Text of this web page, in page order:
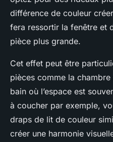
différence de couleur
fera ressortir la fenêtre et
pièce plus grande.
Cet effet peut être
pièces comme la
bain où l’espace est
à coucher par exemple,
draps de lit de couleur
créer une harmonie